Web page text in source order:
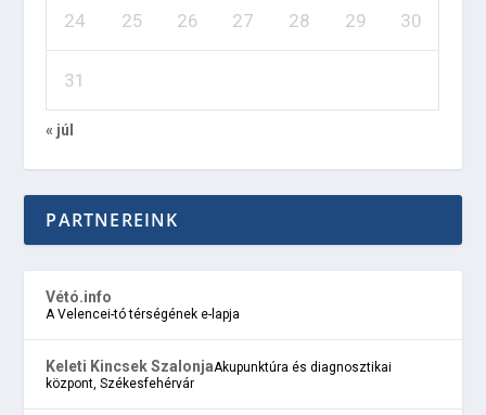
24 25 26 27 28 29 30
31
« júl
PARTNEREINK
Vétó.info
A Velencei-tó térségének e-lapja
Keleti Kincsek SzalonjaAkupunktúra és diagnosztikai
központ, Székesfehérvár